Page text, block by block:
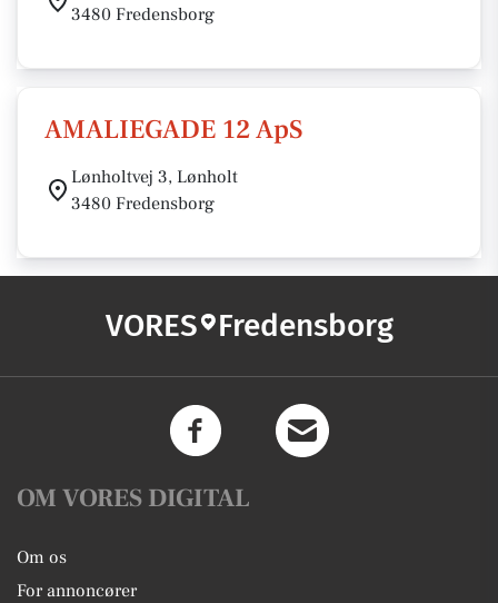
3480 Fredensborg
AMALIEGADE 12 ApS
Lønholtvej 3, Lønholt
3480 Fredensborg
VORES Fredensborg
OM VORES DIGITAL
Om os
For annoncører